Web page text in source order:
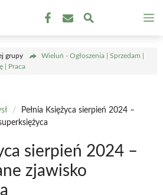
grupy
Wieluń - Ogłoszenia | Sprzedam |
| Praca
/
Pełnia Księżyca sierpień 2024 –
sierpień 2024 –
zjawisko